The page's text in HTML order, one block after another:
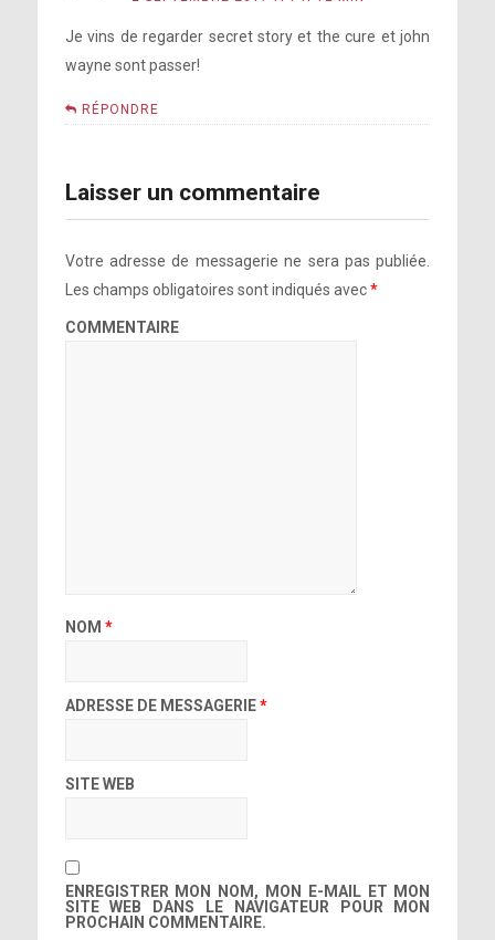
Je vins de regarder secret story et the cure et john
wayne sont passer!
RÉPONDRE
Laisser un commentaire
Votre adresse de messagerie ne sera pas publiée.
Les champs obligatoires sont indiqués avec*
COMMENTAIRE
NOM *
ADRESSE DE MESSAGERIE*
SITE WEB
ENREGISTRER MON NOM, MON E-MAIL ET MON
SITE WEB DANS LE NAVIGATEUR POUR MON
PROCHAIN COMMENTAIRE.